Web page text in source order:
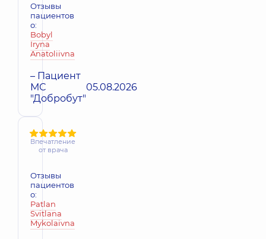
Отзывы
пациентов
о:
Bobyl
Iryna
Anatoliivna
– Пациент
МС
"Добробут"
05.08.2026
Впечатление
от врача
Отзывы
пациентов
о:
Patlan
Svitlana
Mykolaivna